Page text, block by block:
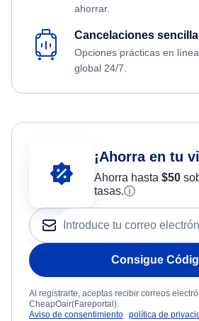
ahorrar.
Cancelaciones
Opciones prácticas en
global 24/7.
¡Ahorra en tu
Ahorra hasta $50
tasas.ⓘ
Consigue
Al registrarte, aceptas recibir correos
CheapOair(Fareportal).
Aviso de consentimiento política de